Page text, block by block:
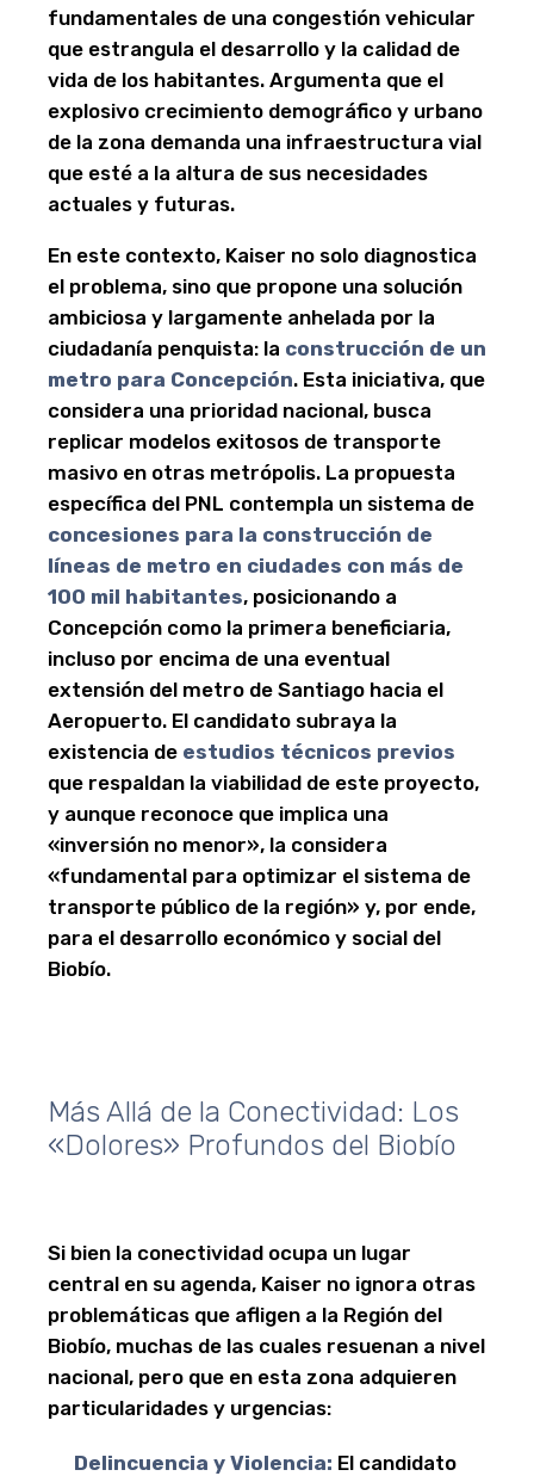
fundamentales de una congestión vehicular
que estrangula el desarrollo y la calidad de
vida de los habitantes. Argumenta que el
explosivo crecimiento demográfico y urbano
de la zona demanda una infraestructura vial
que esté a la altura de sus necesidades
actuales y futuras.
En este contexto, Kaiser no solo diagnostica
el problema, sino que propone una solución
ambiciosa y largamente anhelada por la
ciudadanía penquista: la construcción de un
metro para Concepción. Esta iniciativa, que
considera una prioridad nacional, busca
replicar modelos exitosos de transporte
masivo en otras metrópolis. La propuesta
específica del PNL contempla un sistema de
concesiones para la construcción de
líneas de metro en ciudades con más de
100 mil habitantes, posicionando a
Concepción como la primera beneficiaria,
incluso por encima de una eventual
extensión del metro de Santiago hacia el
Aeropuerto. El candidato subraya la
existencia de estudios técnicos previos
que respaldan la viabilidad de este proyecto,
y aunque reconoce que implica una
«inversión no menor», la considera
«fundamental para optimizar el sistema de
transporte público de la región» y, por ende,
para el desarrollo económico y social del
Biobío.
Más Allá de la Conectividad: Los
«Dolores» Profundos del Biobío
Si bien la conectividad ocupa un lugar
central en su agenda, Kaiser no ignora otras
problemáticas que afligen a la Región del
Biobío, muchas de las cuales resuenan a nivel
nacional, pero que en esta zona adquieren
particularidades y urgencias:
Delincuencia y Violencia: El candidato